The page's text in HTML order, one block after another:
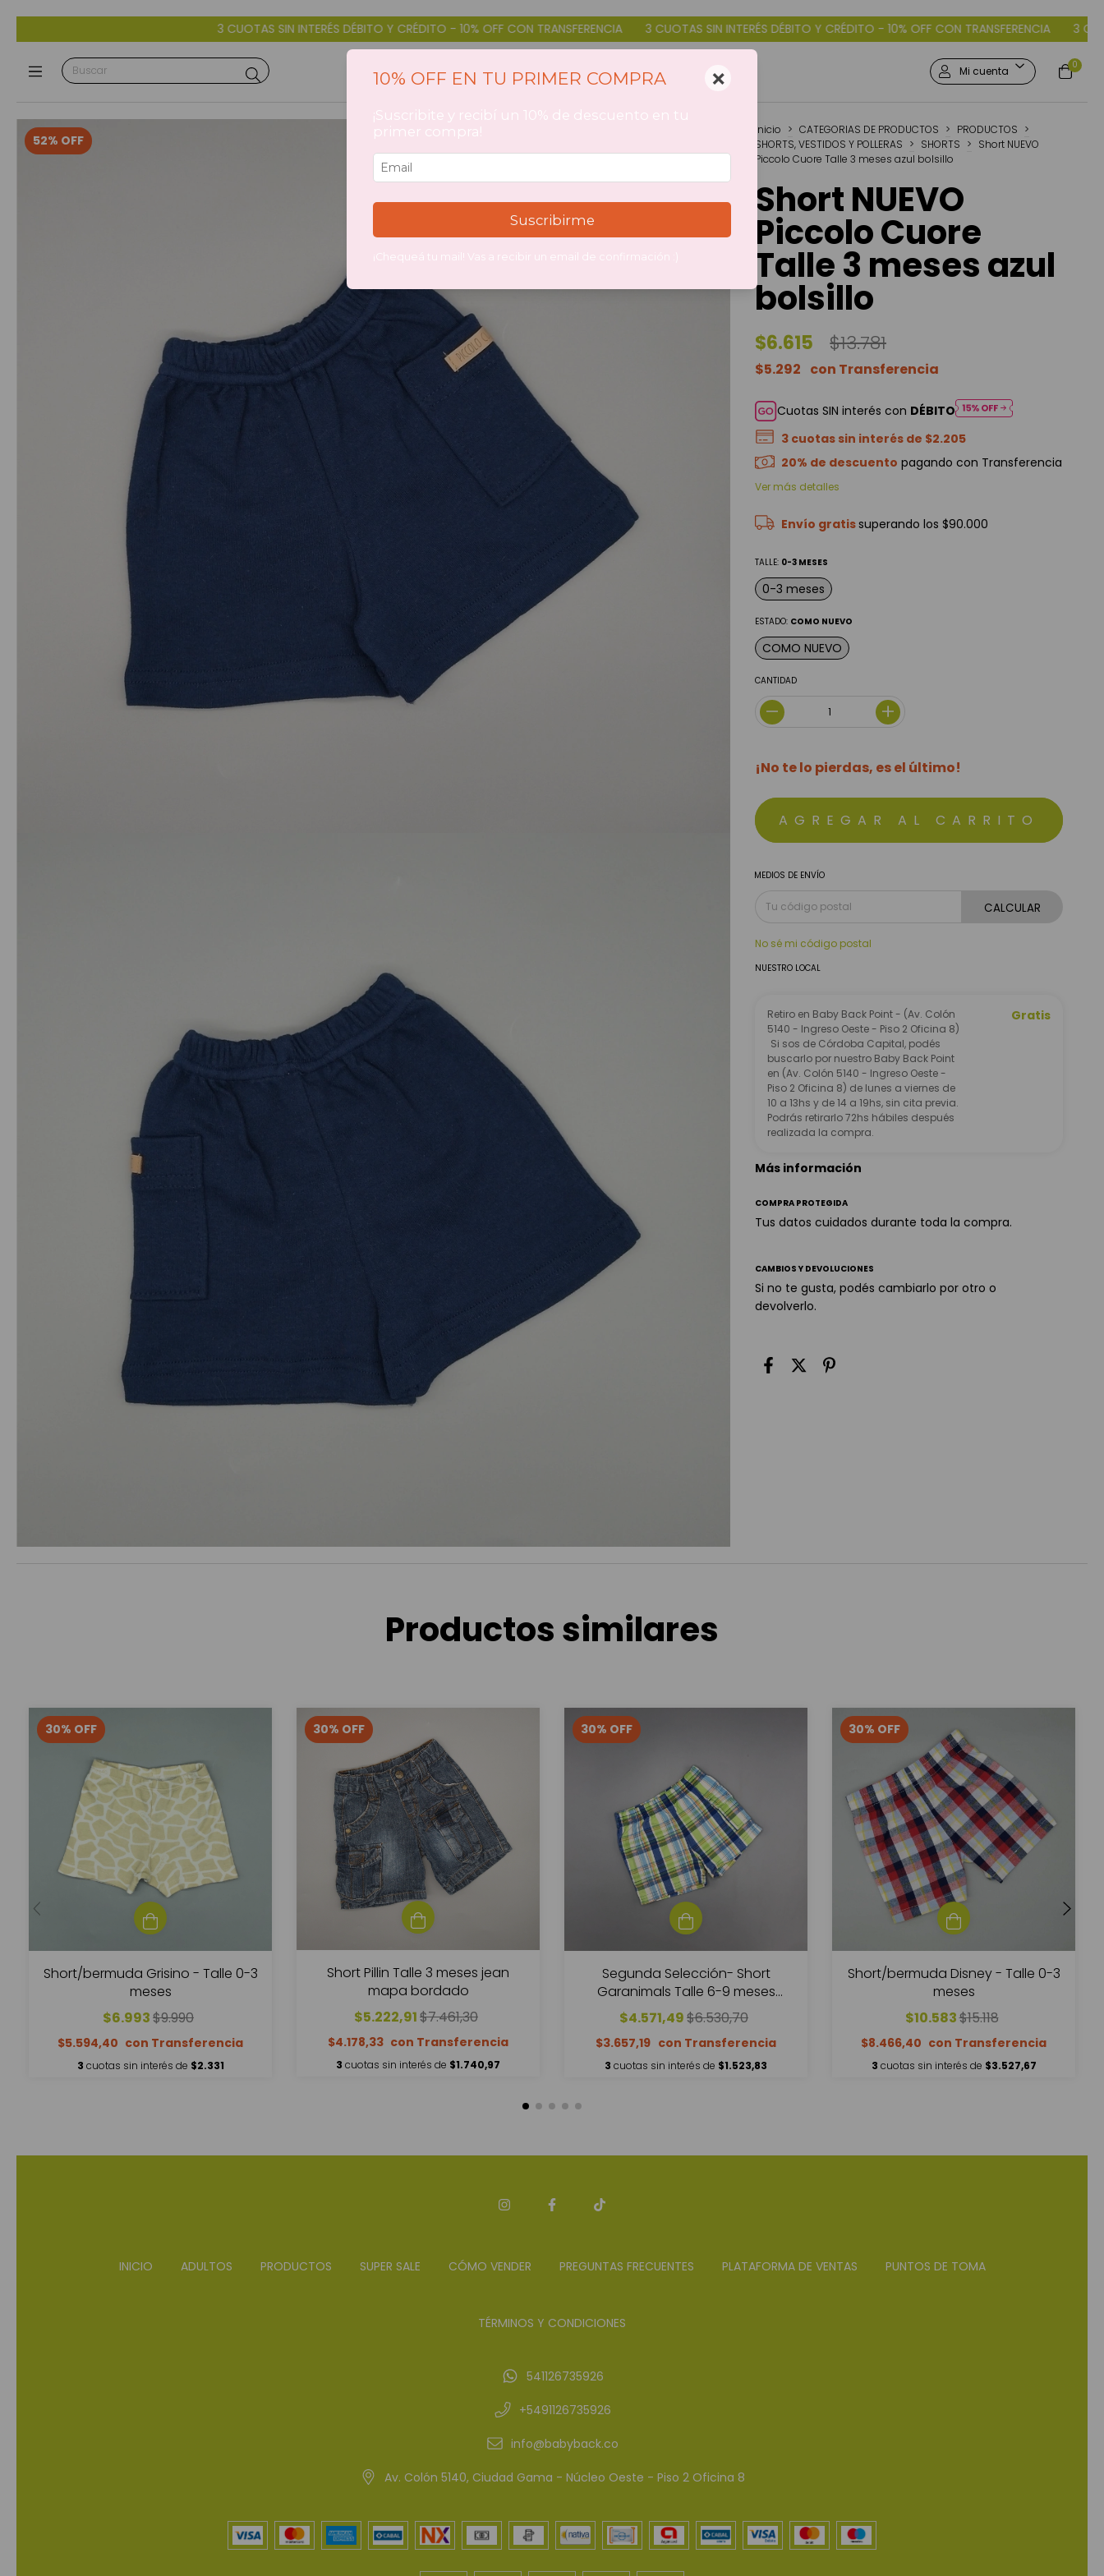
3 CUOTAS SIN INTERÉS DÉBITO Y CRÉDITO - 10% OFF CON TRANSFERENCIA 3 CUOTAS SIN INTERÉS DÉBITO Y CRÉDITO - 10% OFF CON TRANSFERENCIA 3 CUOTAS SIN
Mi cuenta 0
52% OFF
Inicio > CATEGORIAS DE PRODUCTOS > PRODUCTOS >
SHORTS, VESTIDOS Y POLLERAS > SHORTS > Short NUEVO
Piccolo Cuore Talle 3 meses azul bolsillo
Short NUEVO
Piccolo Cuore
Talle 3 meses azul
bolsillo
$6.615 $13.781
$5.292
Cuotas SIN interés con DÉBITO
3 cuotas sin interés de $2.205
20% de descuento pagando con Transferencia
Ver más detalles
Envío gratissuperando los $90.000
TALLE: 0-3 MESES
0-3 meses
ESTADO: COMO NUEVO
COMO NUEVO
CANTIDAD
¡No te lo pierdas, es el último!
MEDIOS DE ENVÍO
CALCULAR
No sé mi código postal
NUESTRO LOCAL
Retiro en Baby Back Point - (Av. Colón
5140 - Ingreso Oeste - Piso 2 Oficina 8)
Si sos de Córdoba Capital, podés
buscarlo por nuestro Baby Back Point
en (Av. Colón 5140 - Ingreso Oeste -
Piso 2 Oficina 8) de lunes a viernes de
10 a 13hs y de 14 a 19hs, sin cita previa.
Podrás retirarlo 72hs hábiles después
realizada la compra.
Gratis
Más información
COMPRA PROTEGIDA
Tus datos cuidados durante toda la compra.
CAMBIOS Y DEVOLUCIONES
Si no te gusta, podés cambiarlo por otro o
devolverlo.
Productos similares
30% OFF
Short/bermuda Grisino - Talle 0-3
meses
$6.993$9.990
$5.594,40
3 cuotas sin interés de $2.331
30% OFF
Short Pillin Talle 3 meses jean
mapa bordado
$5.222,91$7.461,30
$4.178,33
3 cuotas sin interés de $1.740,97
30% OFF
Segunda Selección- Short
Garanimals Talle 6-9 meses
cuadrillé verde-azul
$4.571,49$6.530,70
$3.657,19
3 cuotas sin interés de $1.523,83
30% OFF
Short/bermuda Disney - Talle 0-3
meses
$10.583$15.118
$8.466,40
3 cuotas sin interés de $3.527,67
INICIO ADULTOS PRODUCTOS SUPER SALE CÓMO VENDER PREGUNTAS FRECUENTES PLATAFORMA DE VENTAS PUNTOS DE TOMA
TÉRMINOS Y CONDICIONES
541126735926
+5491126735926
info@babyback.co
Av. Colón 5140, Ciudad Gama - Núcleo Oeste - Piso 2 Oficina 8
10% OFF EN TU PRIMER COMPRA ×
¡Suscribite y recibí un 10% de descuento en tu
primer compra!
Suscribirme
¡Chequeá tu mail! Vas a recibir un email de confirmación :)